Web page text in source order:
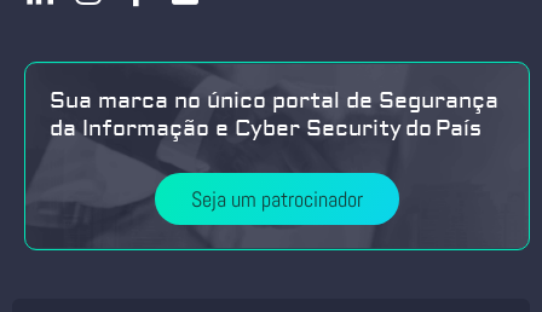
Sua marca no único portal de Segurança
da Informação e Cyber Security do País
Seja um patrocinador